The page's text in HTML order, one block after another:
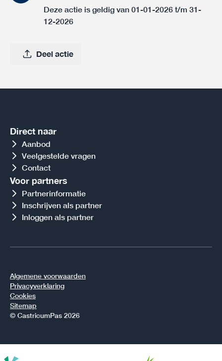
Deze actie is geldig van 01-01-2026 t/m 31-
12-2026
Deel actie
Direct naar
Aanbod
Veelgestelde vragen
Contact
Voor partners
Partnerinformatie
Inschrijven als partner
Inloggen als partner
Algemene voorwaarden
Privacyverklaring
Cookies
Sitemap
© CastricumPas 2026